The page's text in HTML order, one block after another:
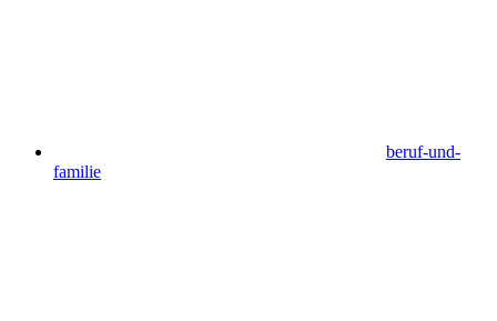
beruf-und-
familie